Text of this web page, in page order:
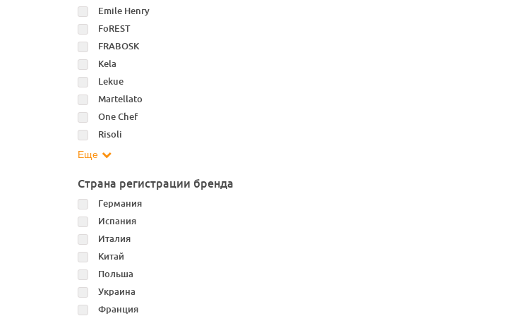
Emile Henry
FoREST
FRABOSK
Kela
Lekue
Martellato
One Chef
Risoli
Еще
Страна регистрации бренда
Германия
Испания
Италия
Китай
Польша
Украина
Франция